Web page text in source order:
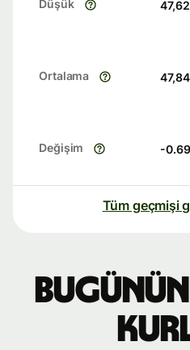
Düşük
Ortalama
Değişim -0.69
Tüm geçmişi
Bugünün